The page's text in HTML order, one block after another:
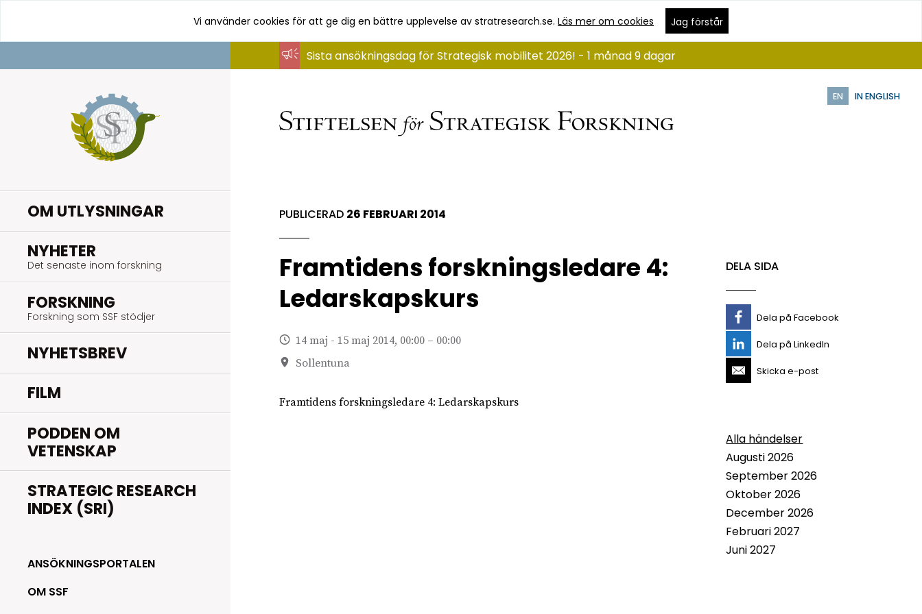
innehåll
Vi använder cookies för att ge dig en bättre upplevelse av stratresearch.se.Läs mer om cookies Jag förstår
EN IN ENGLISH
OM UTLYSNINGAR
NYHETER
Det senaste inom forskning
FORSKNING
Forskning som SSF stödjer
NYHETSBREV
FILM
PODDEN OM
VETENSKAP
STRATEGIC RESEARCH
INDEX (SRI)
ANSÖKNINGSPORTALEN
OM SSF
Sista ansökningsdag för Strategisk mobilitet 2026! - 1 månad 9 dagar
PUBLICERAD 26 FEBRUARI 2014
Framtidens forskningsledare 4:
Ledarskapskurs
14 maj - 15 maj 2014, 00:00 – 00:00
Sollentuna
Framtidens forskningsledare 4: Ledarskapskurs
DELA SIDA
Dela på Facebook
Dela på LinkedIn
Skicka e-post
Alla händelser
Augusti 2026
September 2026
Oktober 2026
December 2026
Februari 2027
Juni 2027